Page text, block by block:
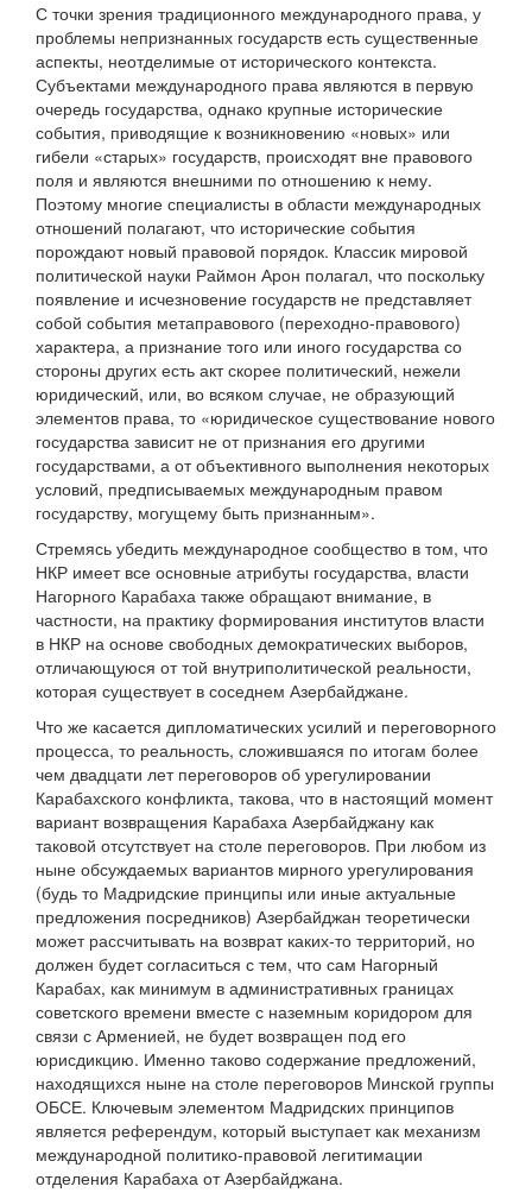
С точки зрения традиционного международного права, у
проблемы непризнанных государств есть существенные
аспекты, неотделимые от исторического контекста.
Субъектами международного права являются в первую
очередь государства, однако крупные исторические
события, приводящие к возникновению «новых» или
гибели «старых» государств, происходят вне правового
поля и являются внешними по отношению к нему.
Поэтому многие специалисты в области международных
отношений полагают, что исторические события
порождают новый правовой порядок. Классик мировой
политической науки Раймон Арон полагал, что поскольку
появление и исчезновение государств не представляет
собой события метаправового (переходно-правового)
характера, а признание того или иного государства со
стороны других есть акт скорее политический, нежели
юридический, или, во всяком случае, не образующий
элементов права, то «юридическое существование нового
государства зависит не от признания его другими
государствами, а от объективного выполнения некоторых
условий, предписываемых международным правом
государству, могущему быть признанным».
Стремясь убедить международное сообщество в том, что
НКР имеет все основные атрибуты государства, власти
Нагорного Карабаха также обращают внимание, в
частности, на практику формирования институтов власти
в НКР на основе свободных демократических выборов,
отличающуюся от той внутриполитической реальности,
которая существует в соседнем Азербайджане.
Что же касается дипломатических усилий и переговорного
процесса, то реальность, сложившаяся по итогам более
чем двадцати лет переговоров об урегулировании
Карабахского конфликта, такова, что в настоящий момент
вариант возвращения Карабаха Азербайджану как
таковой отсутствует на столе переговоров. При любом из
ныне обсуждаемых вариантов мирного урегулирования
(будь то Мадридские принципы или иные актуальные
предложения посредников) Азербайджан теоретически
может рассчитывать на возврат каких-то территорий, но
должен будет согласиться с тем, что сам Нагорный
Карабах, как минимум в административных границах
советского времени вместе с наземным коридором для
связи с Арменией, не будет возвращен под его
юрисдикцию. Именно таково содержание предложений,
находящихся ныне на столе переговоров Минской группы
ОБСЕ. Ключевым элементом Мадридских принципов
является референдум, который выступает как механизм
международной политико-правовой легитимации
отделения Карабаха от Азербайджана.